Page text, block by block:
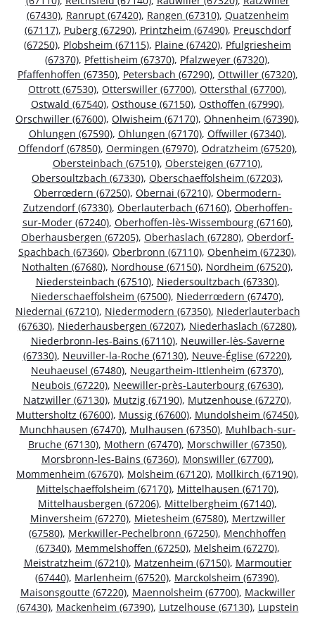
(67430), Ranrupt (67420), Rangen (67310), Quatzenheim
(67117), Puberg (67290), Printzheim (67490), Preuschdorf
(67250), Plobsheim (67115), Plaine (67420), Pfulgriesheim
(67370), Pfettisheim (67370), Pfalzweyer (67320),
Pfaffenhoffen (67350), Petersbach (67290), Ottwiller (67320),
Ottrott (67530), Otterswiller (67700), Ottersthal (67700),
Ostwald (67540), Osthouse (67150), Osthoffen (67990),
Orschwiller (67600), Olwisheim (67170), Ohnenheim (67390),
Ohlungen (67590), Ohlungen (67170), Offwiller (67340),
Offendorf (67850), Oermingen (67970), Odratzheim (67520),
Obersteinbach (67510), Obersteigen (67710),
Obersoultzbach (67330), Oberschaeffolsheim (67203),
Oberrœdern (67250), Obernai (67210), Obermodern-
Zutzendorf (67330), Oberlauterbach (67160), Oberhoffen-
sur-Moder (67240), Oberhoffen-lès-Wissembourg (67160),
Oberhausbergen (67205), Oberhaslach (67280), Oberdorf-
Spachbach (67360), Oberbronn (67110), Obenheim (67230),
Nothalten (67680), Nordhouse (67150), Nordheim (67520),
Niedersteinbach (67510), Niedersoultzbach (67330),
Niederschaeffolsheim (67500), Niederrœdern (67470),
Niedernai (67210), Niedermodern (67350), Niederlauterbach
(67630), Niederhausbergen (67207), Niederhaslach (67280),
Niederbronn-les-Bains (67110), Neuwiller-lès-Saverne
(67330), Neuviller-la-Roche (67130), Neuve-Église (67220),
Neuhaeusel (67480), Neugartheim-Ittlenheim (67370),
Neubois (67220), Neewiller-près-Lauterbourg (67630),
Natzwiller (67130), Mutzig (67190), Mutzenhouse (67270),
Muttersholtz (67600), Mussig (67600), Mundolsheim (67450),
Munchhausen (67470), Mulhausen (67350), Muhlbach-sur-
Bruche (67130), Mothern (67470), Morschwiller (67350),
Morsbronn-les-Bains (67360), Monswiller (67700),
Mommenheim (67670), Molsheim (67120), Mollkirch (67190),
Mittelschaeffolsheim (67170), Mittelhausen (67170),
Mittelhausbergen (67206), Mittelbergheim (67140),
Minversheim (67270), Mietesheim (67580), Mertzwiller
(67580), Merkwiller-Pechelbronn (67250), Menchhoffen
(67340), Memmelshoffen (67250), Melsheim (67270),
Meistratzheim (67210), Matzenheim (67150), Marmoutier
(67440), Marlenheim (67520), Marckolsheim (67390),
Maisonsgoutte (67220), Maennolsheim (67700), Mackwiller
(67430), Mackenheim (67390), Lutzelhouse (67130), Lupstein